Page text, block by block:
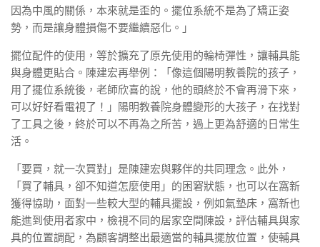
因為中風的關係，本來就是歪的。擺位系統不是為了矯正姿
勢，而是讓身體損傷不要繼續惡化。」
擺位配件的使用，等於擴充了原先使用的輪椅彈性，讓輔具能
與身體更貼合。陳建宏再舉例：「像這個陽明教養院的孩子，
用了擺位系統後，老師欣喜的說，他的頭終於不會再滑下來，
可以好好看電視了！」陽明教養院身體變形的大孩子，在找對
了工具之後，終於可以不再為之所苦，過上更為舒適的日常生
活。
「要買，就一次買對」是陳建宏與夥伴的共同理念。此外，
「買了輔具，卻不知道怎麼使用」的困窘狀態，也可以在窩新
獲得協助，面對一些較大型的輔具擺設，例如氣墊床，窩新也
能進到使用者家中，檢視不同的居家空間陳設，評估輔具與家
具的位置調配，為顧客調整出最適當的輔具擺放位置，使輔具